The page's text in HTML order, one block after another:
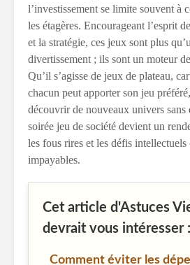
l’investissement se limite souvent à
les étagères. Encourageant l’esprit
et la stratégie, ces jeux sont plus
divertissement ; ils sont un moteur
Qu’il s’agisse de jeux de plateau,
chacun peut apporter son jeu
découvrir de nouveaux univers sans
soirée jeu de société devient un
les fous rires et les défis intellectuels
impayables.
Cet article d'Astuces
devrait vous intéresser :
Comment éviter les